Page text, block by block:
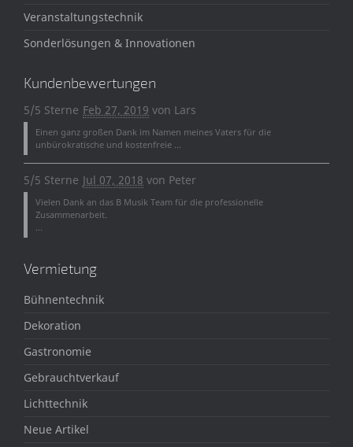
Veranstaltungstechnik
Sonderlösungen & Innovationen
Kundenbewertungen
5/5 Sterne Feb 27, 2019 von Lars
Einen ganz großen Dank im Namen meines Vaters für die
unbürokratische und kostenfreie ...
5/5 Sterne Jul 07, 2018 von Peter
Vielen Dank an das B Musik Team für die professionelle
Zusammenarbeit.
...
Vermietung
Bühnentechnik
Dekoration
Gastronomie
Gebrauchtverkauf
Lichttechnik
Neue Artikel